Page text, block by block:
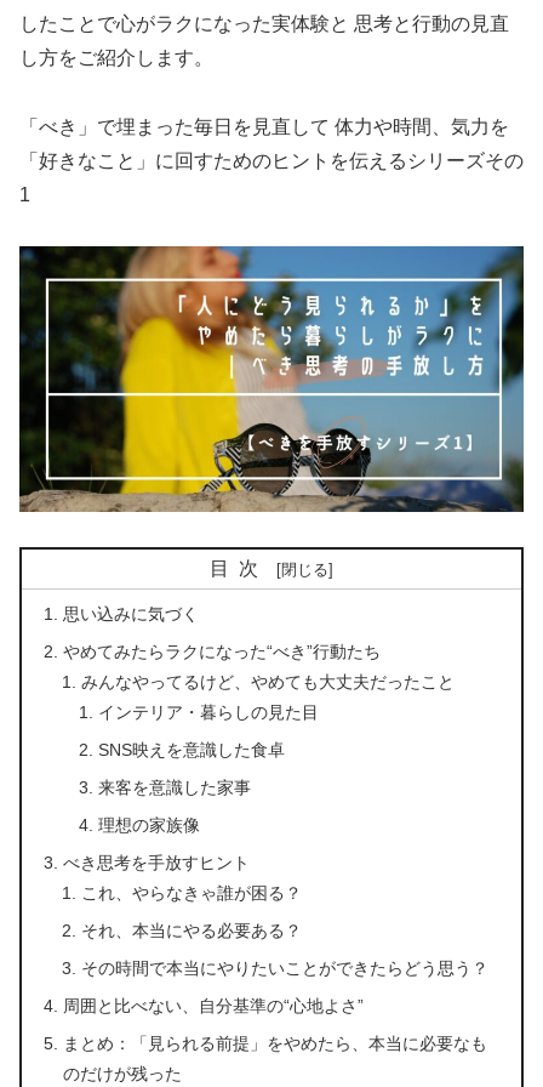
したことで心がラクになった実体験と 思考と行動の見直
し方をご紹介します。
「べき」で埋まった毎日を見直して 体力や時間、気力を
「好きなこと」に回すためのヒントを伝えるシリーズその
1
目次
思い込みに気づく
やめてみたらラクになった“べき”行動たち
みんなやってるけど、やめても大丈夫だったこと
インテリア・暮らしの見た目
SNS映えを意識した食卓
来客を意識した家事
理想の家族像
べき思考を手放すヒント
これ、やらなきゃ誰が困る？
それ、本当にやる必要ある？
その時間で本当にやりたいことができたらどう思う？
周囲と比べない、自分基準の“心地よさ”
まとめ：「見られる前提」をやめたら、本当に必要なも
のだけが残った